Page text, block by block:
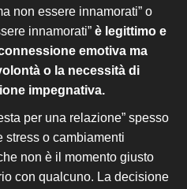
non essere innamorati” o
innamorati” è legittimo e
emotiva ma
o la necessità di
impegnativa.
per una relazione” spesso
stress o cambiamenti
non è il momento giusto
con qualcuno. La decisione